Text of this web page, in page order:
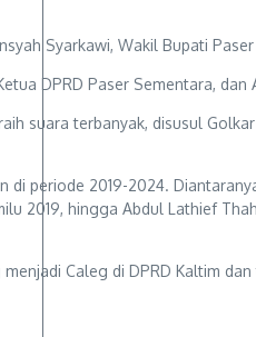
Syarkawi, Wakil Bupati
DPRD Paser Sementara,
suara terbanyak, disusul
periode 2019-2024.
2019, hingga Abdul Lathief
Caleg di DPRD Kaltim